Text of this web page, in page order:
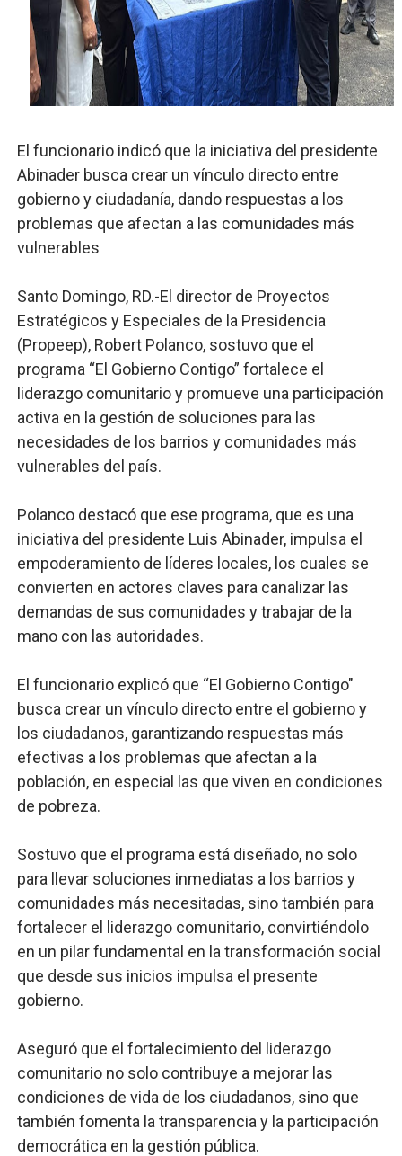
Digecac realizará Primer Festival de Plantas 2026
Josefa Castillo: Liderazgo y Transformación Social al
Lee Ballester a los que se forman como agentes
Operativo Interinstitucional “Compromiso Ambiental
Trabajadores de la prensa y Obispado de la Provincia
El funcionario indicó que la iniciativa del presidente
Abinader busca crear un vínculo directo entre
gobierno y ciudadanía, dando respuestas a los
problemas que afectan a las comunidades más
vulnerables
Santo Domingo, RD.-El director de Proyectos
Estratégicos y Especiales de la Presidencia
(Propeep), Robert Polanco, sostuvo que el
programa “El Gobierno Contigo” fortalece el
liderazgo comunitario y promueve una participación
activa en la gestión de soluciones para las
necesidades de los barrios y comunidades más
vulnerables del país.
Polanco destacó que ese programa, que es una
iniciativa del presidente Luis Abinader, impulsa el
empoderamiento de líderes locales, los cuales se
convierten en actores claves para canalizar las
demandas de sus comunidades y trabajar de la
mano con las autoridades.
El funcionario explicó que “El Gobierno Contigo"
busca crear un vínculo directo entre el gobierno y
los ciudadanos, garantizando respuestas más
efectivas a los problemas que afectan a la
población, en especial las que viven en condiciones
de pobreza.
Sostuvo que el programa está diseñado, no solo
para llevar soluciones inmediatas a los barrios y
comunidades más necesitadas, sino también para
fortalecer el liderazgo comunitario, convirtiéndolo
en un pilar fundamental en la transformación social
que desde sus inicios impulsa el presente
gobierno.
Aseguró que el fortalecimiento del liderazgo
comunitario no solo contribuye a mejorar las
condiciones de vida de los ciudadanos, sino que
también fomenta la transparencia y la participación
democrática en la gestión pública.